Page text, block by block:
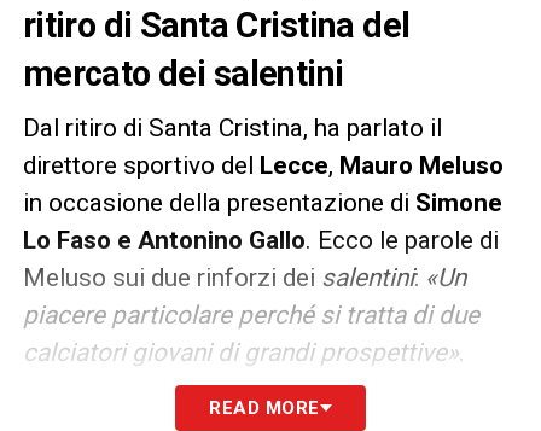
ritiro di Santa Cristina del
mercato dei salentini
Dal ritiro di Santa Cristina, ha parlato il
direttore sportivo del
Lecce, Mauro Meluso
in occasione della presentazione di Simone
Lo Faso e Antonino Gallo. Ecco le parole di
Meluso sui due rinforzi dei salentini: «Un
piacere particolare perché si tratta di due
calciatori giovani di grandi prospettive».
Il direttore sportivo ha poi proseguito:
READ MORE